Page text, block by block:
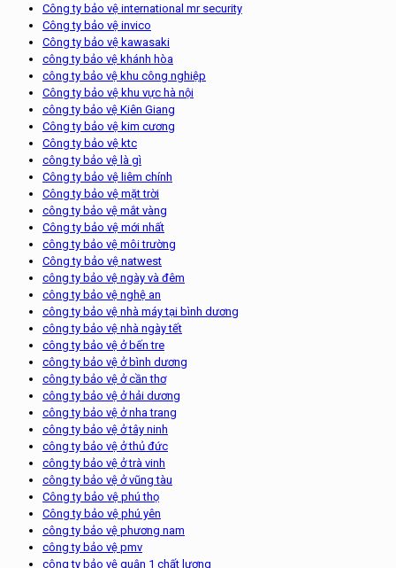
Công ty bảo vệ international mr security
Công ty bảo vệ invico
Công ty bảo vệ kawasaki
công ty bảo vệ khánh hòa
công ty bảo vệ khu công nghiệp
Công ty bảo vệ khu vực hà nội
công ty bảo vệ Kiên Giang
Công ty bảo vệ kim cương
Công ty bảo vệ ktc
công ty bảo vệ là gì
Công ty bảo vệ liêm chính
Công ty bảo vệ mặt trời
công ty bảo vệ mắt vàng
Công ty bảo vệ mới nhất
công ty bảo vệ môi trường
Công ty bảo vệ natwest
công ty bảo vệ ngày và đêm
công ty bảo vệ nghệ an
công ty bảo vệ nhà máy tại bình dương
công ty bảo vệ nhà ngày tết
công ty bảo vệ ở bến tre
công ty bảo vệ ở bình dương
công ty bảo vệ ở cần thơ
công ty bảo vệ ở hải dương
công ty bảo vệ ở nha trang
công ty bảo vệ ở tây ninh
công ty bảo vệ ở thủ đức
công ty bảo vệ ở trà vinh
công ty bảo vệ ở vũng tàu
Công ty bảo vệ phú thọ
Công ty bảo vệ phú yên
công ty bảo vệ phương nam
công ty bảo vệ pmv
công ty bảo vệ quận 1 chất lượng